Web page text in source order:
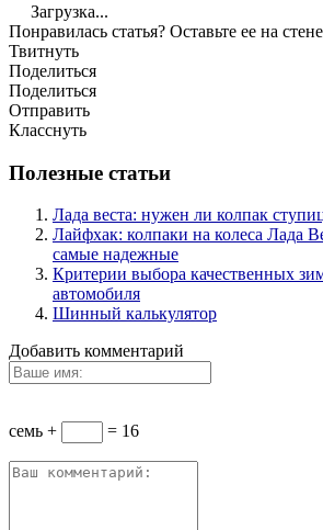
Загрузка...
Понравилась статья? Оставьте ее на
Твитнуть
Поделиться
Поделиться
Отправить
Класснуть
Полезные статьи
Лада веста: нужен ли колпак
Лайфхак: колпаки на колеса Лада
самые надежные
Критерии выбора качественных
автомобиля
Шинный калькулятор
Добавить комментарий
семь + = 16